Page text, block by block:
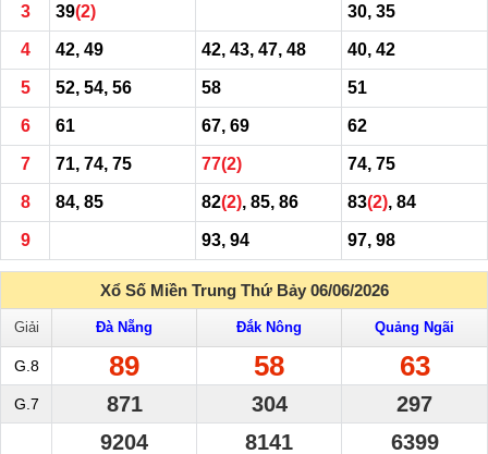
3 39(2) 30, 35
4 42, 49 42, 43, 47, 48 40, 42
5 52, 54, 56 58 51
6 61 67, 69 62
7 71, 74, 75 77(2) 74, 75
8 84, 85 82(2), 85, 86 83(2), 84
9 93, 94 97, 98
Xổ Số Miền Trung Thứ Bảy 06/06/2026
Giải Đà Nẵng Đắk Nông Quảng Ngãi
G.8 89 58 63
G.7 871 304 297
9204
8141
6399